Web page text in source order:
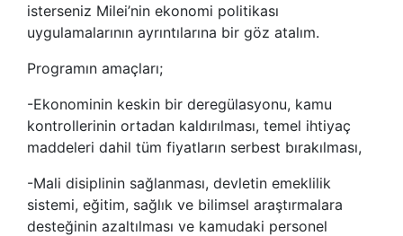
isterseniz Milei’nin ekonomi politikası
uygulamalarının ayrıntılarına bir göz atalım.
Programın amaçları;
-Ekonominin keskin bir deregülasyonu, kamu
kontrollerinin ortadan kaldırılması, temel ihtiyaç
maddeleri dahil tüm fiyatların serbest bırakılması,
-Mali disiplinin sağlanması, devletin emeklilik
sistemi, eğitim, sağlık ve bilimsel araştırmalara
desteğinin azaltılması ve kamudaki personel